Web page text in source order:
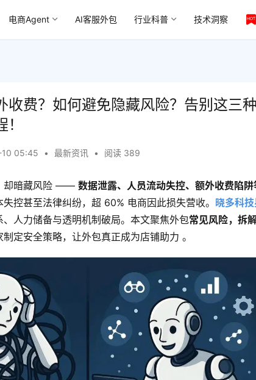
电商Agent AI客服外包 行业科普 技术洞察
收费？如何避免隐藏风险？告别这三
05:45 • 最新资讯 • 阅读 389
却暗藏风险 —— 数据泄露、人员流动失控、额外收费陷
控甚至法律纠纷，超 60% 电商因此损失营收。 晓多科
、人力储备与透明机制破局。本文聚焦外包常见风险，拆
制定安全策略，让外包真正成为店铺助力 。